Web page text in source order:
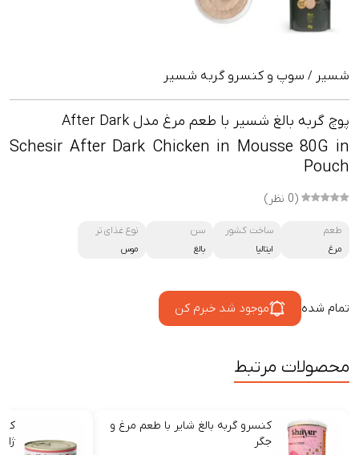
شسیر / سوپ و کنسرو گربه شسیر
پوچ گربه بالغ شسیر با طعم مرغ مدل After Dark
Schesir After Dark Chicken in Mousse 80G in
Pouch
(0 نظر)
طعم
مرغ
ساخت کشور
ایتالیا
سن
بالغ
نوع غذای تر
موس
تمام شده موجود شد خبرم کن
محصولات مرتبط
کنسرو گربه بالغ شایر با طعم مرغ و
جگر